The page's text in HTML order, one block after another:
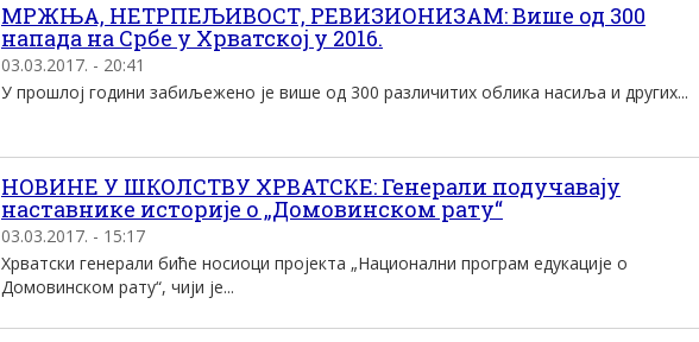
МРЖЊА, НЕТРПЕЉИВОСТ, РЕВИЗИОНИЗАМ: Више од 300
напада на Србе у Хрватској у 2016.
03.03.2017. - 20:41
У прошлој години забиљежено је више од 300 различитих облика насиља и других...
НОВИНЕ У ШКОЛСТВУ ХРВАТСКЕ: Генерали подучавају
наставнике историје о „Домовинском рату“
03.03.2017. - 15:17
Хрватски генерали биће носиоци пројекта „Национални програм едукације о
Домовинском рату“, чији је...